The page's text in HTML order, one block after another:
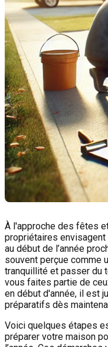
À l'approche des fêtes
propriétaires
au début de l’année
souvent perçue comme
tranquillité et passer du
vous faites partie de
en début d'année, il est
préparatifs dès
Voici quelques étapes
préparer votre maison